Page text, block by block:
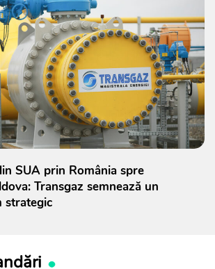
SUA prin România spre
Transgaz semnează un
strategic